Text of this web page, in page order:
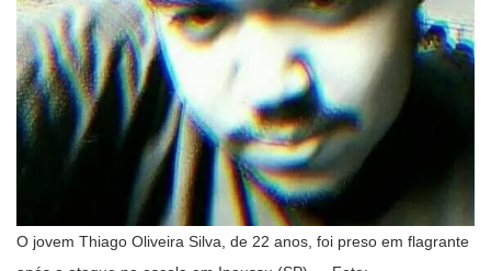
O jovem Thiago Oliveira Silva, de 22 anos, foi preso em flagrante